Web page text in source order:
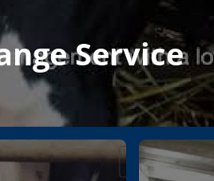
Service